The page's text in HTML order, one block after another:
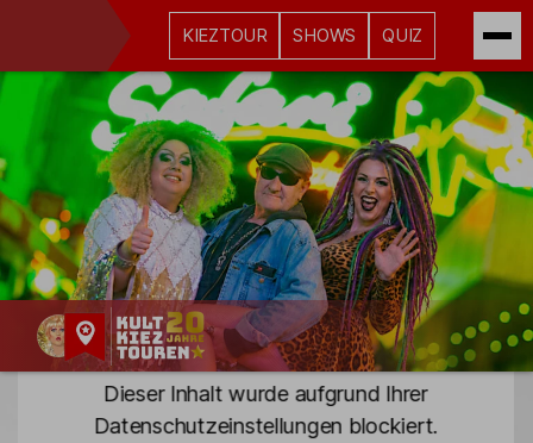
KIEZTOUR SHOWS QUIZ
Kult-
Kieztouren
Hamburg
Dieser Inhalt wurde aufgrund Ihrer
Datenschutz­einstellungen blockiert.